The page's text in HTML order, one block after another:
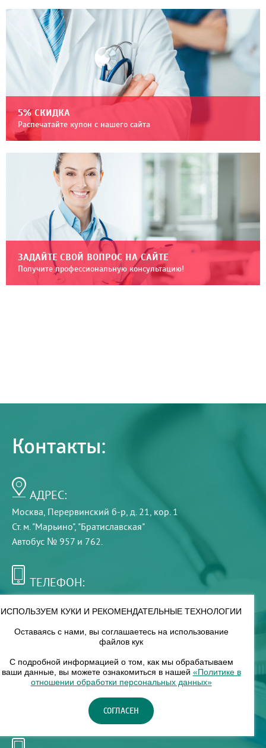
5% СКИДКА
Распечатайте купон с нашего сайта
ЗАДАЙТЕ СВОЙ ВОПРОС НА САЙТЕ
Получите профессиональную консультацию!
Контакты:
АДРЕС:
Москва, Перервинский б-р, д. 21, кор. 1
Ст. м. "Марьино", "Братиславская"
Автобус № 957 и 762.
ТЕЛЕФОН:
РЕЖИМ РАБОТЫ:
8 — 18
НАШ ФИЛИАЛ:
Москва, м. Нагорное, Нагорный б-р, д. 19, кор. 1
ИСПОЛЬЗУЕМ КУКИ И РЕКОМЕНДАТЕЛЬНЫЕ ТЕХНОЛОГИИ
Оставаясь с нами, вы соглашаетесь на использование
файлов кук
С подробной информацией о том, как мы обрабатываем
ваши данные, вы можете ознакомиться в нашей «Политике в
отношении обработки персональных данных»
СОГЛАСЕН